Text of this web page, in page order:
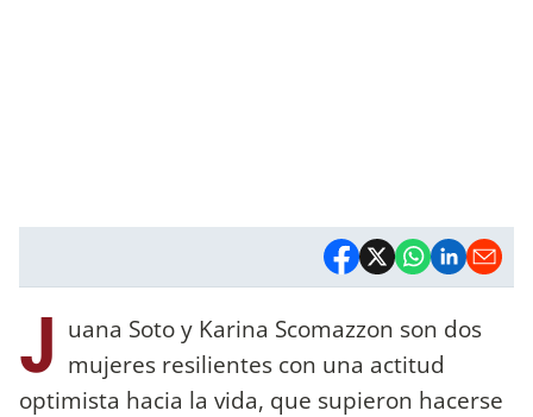
J uana Soto y Karina Scomazzon son dos
mujeres resilientes con una actitud
optimista hacia la vida, que supieron hacerse